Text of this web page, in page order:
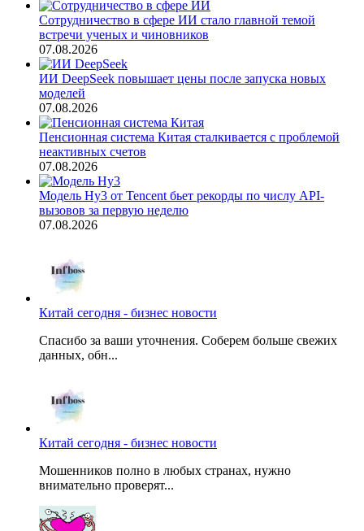
Сотрудничество в сфере ИИ стало главной темой
встречи ученых и чиновников
07.08.2026
ИИ DeepSeek повышает цены после запуска новых
моделей
07.08.2026
Пенсионная система Китая сталкивается с проблемой
неактивных счетов
07.08.2026
Модель Hy3 от Tencent бьет рекорды по числу API-
вызовов за первую неделю
07.08.2026
Китай сегодня - бизнес новости
Спасибо за ваши уточнения. Соберем больше свежих
данных, обн...
Китай сегодня - бизнес новости
Мошенников полно в любых странах, нужно
внимательно проверят...